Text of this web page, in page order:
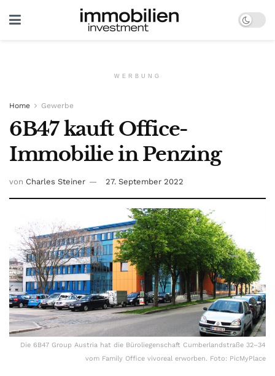
WERBUNG
Home Gewerbe
6B47 kauft Office-
Immobilie in Penzing
von Charles Steiner 27. September 2022
Die 6B47 Group Austria hat die Büroliegenschaft Cumberlandstraße 32–34
vom Family Office vivoreal erworben. Foto: PicMyPlace